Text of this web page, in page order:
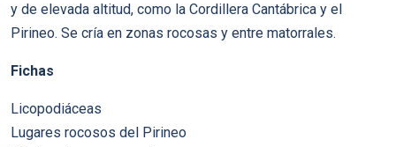
y de elevada altitud, como la Cordillera Cantábrica y el
Pirineo. Se cría en zonas rocosas y entre matorrales.
Fichas
Licopodiáceas
Lugares rocosos del Pirineo